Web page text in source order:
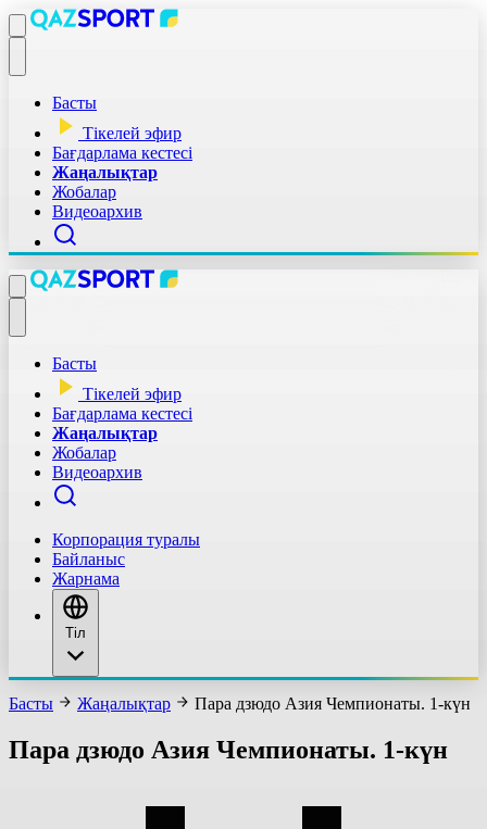
Басты
Тікелей эфир
Бағдарлама кестесі
Жаңалықтар
Жобалар
Видеоархив
Басты
Тікелей эфир
Бағдарлама кестесі
Жаңалықтар
Жобалар
Видеоархив
Корпорация туралы
Байланыс
Жарнама
Тіл
Басты Жаңалықтар Пара дзюдо Азия Чемпионаты. 1-күн
Пара дзюдо Азия Чемпионаты. 1-күн